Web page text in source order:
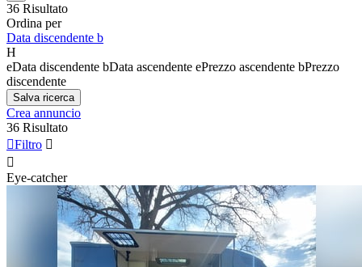
36 Risultato
Ordina per
Data discendente b
H
eData discendente bData ascendente ePrezzo ascendente bPrezzo
discendente
Salva ricerca
Crea annuncio
36 Risultato
Filtro 

Eye-catcher